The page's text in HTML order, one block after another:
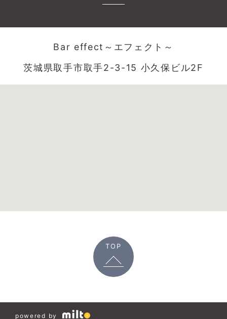
Bar effect～エフェクト～
茨城県取手市取手2-3-15 小久保ビル2F
TOP
powered by